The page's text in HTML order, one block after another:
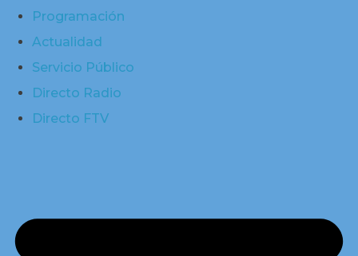
Programación
Actualidad
Servicio Público
Directo Radio
Directo FTV